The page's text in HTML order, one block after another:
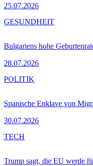
25.07.2026
Bulgariens hohe
28.07.2026
GESUNDHEIT
Spanische Enklave von
30.07.2026
POLITIK
Trump sagt, die EU werde
TECH